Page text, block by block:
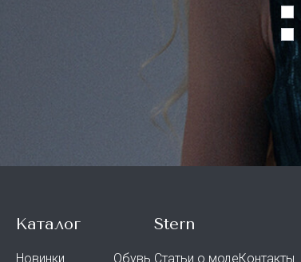
Каталог
Новинки Обувь
Stern
Статьи о модеКонтакты